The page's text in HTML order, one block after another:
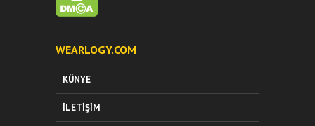
WEARLOGY.COM
KÜNYE
İLETIŞIM